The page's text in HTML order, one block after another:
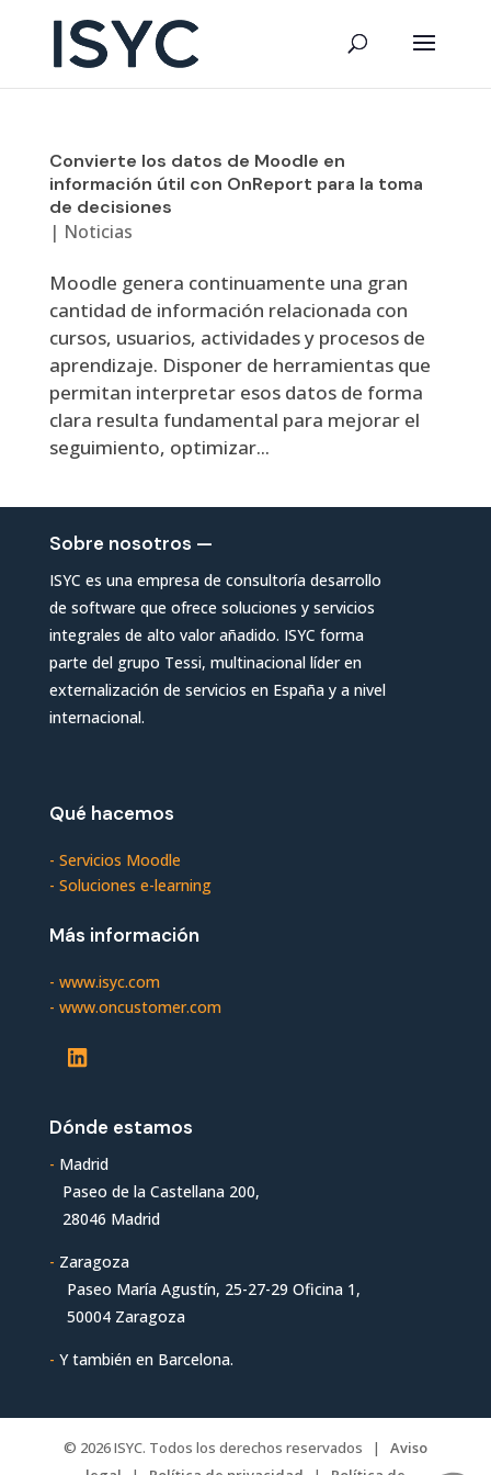
Convierte los datos de Moodle en
información útil con OnReport para la toma
de decisiones
| Noticias
Moodle genera continuamente una gran
cantidad de información relacionada con
cursos, usuarios, actividades y procesos de
aprendizaje. Disponer de herramientas que
permitan interpretar esos datos de forma
clara resulta fundamental para mejorar el
seguimiento, optimizar...
Sobre nosotros —
ISYC es una empresa de consultoría desarrollo
de software que ofrece soluciones y servicios
integrales de alto valor añadido. ISYC forma
parte del grupo Tessi, multinacional líder en
externalización de servicios en España y a nivel
internacional.
Qué hacemos
- Servicios Moodle
- Soluciones e-learning
Más información
- www.isyc.com
- www.oncustomer.com
LinkedIn
Dónde estamos
- Madrid
Paseo de la Castellana 200,
28046 Madrid
- Zaragoza
Paseo María Agustín, 25-27-29 Oficina 1,
50004 Zaragoza
- Y también en Barcelona.
© 2026 ISYC. Todos los derechos reservados | Aviso